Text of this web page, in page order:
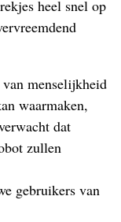
heel snel op
menselijkheid
waarmaken,
dat
zullen
gebruikers van